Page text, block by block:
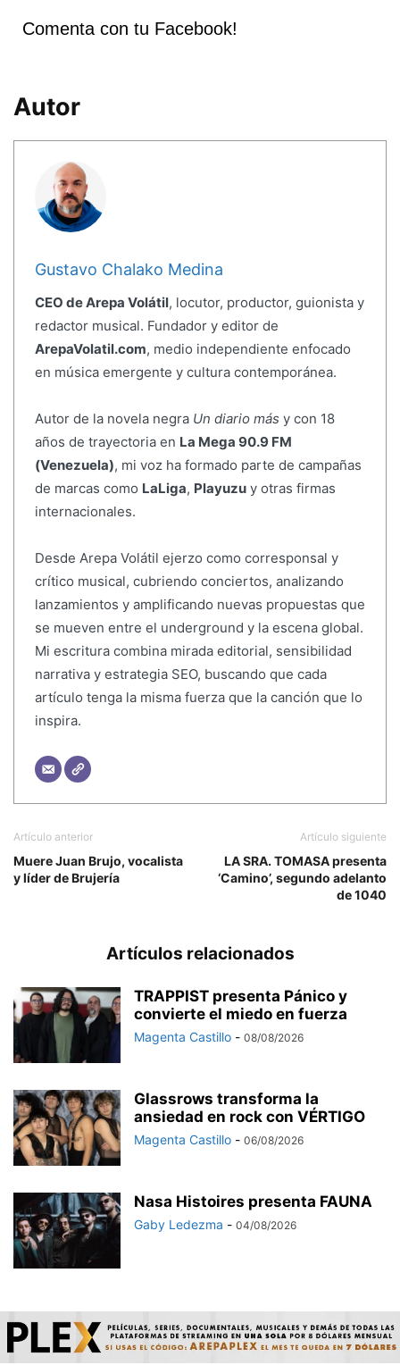
Comenta con tu Facebook!
Autor
Gustavo Chalako Medina
CEO de Arepa Volátil, locutor, productor, guionista y
redactor musical. Fundador y editor de
ArepaVolatil.com, medio independiente enfocado
en música emergente y cultura contemporánea.
Autor de la novela negra Un diario más y con 18
años de trayectoria en La Mega 90.9 FM
(Venezuela), mi voz ha formado parte de campañas
de marcas como LaLiga, Playuzuy otras firmas
internacionales.
Desde Arepa Volátil ejerzo como corresponsal y
crítico musical, cubriendo conciertos, analizando
lanzamientos y amplificando nuevas propuestas que
se mueven entre el underground y la escena global.
Mi escritura combina mirada editorial, sensibilidad
narrativa y estrategia SEO, buscando que cada
artículo tenga la misma fuerza que la canción que lo
inspira.
Artículo anterior
Muere Juan Brujo, vocalista
y líder de Brujería
Artículo siguiente
LA SRA. TOMASA presenta
‘Camino’, segundo adelanto
de 1040
Artículos relacionados
TRAPPIST presenta Pánico y
convierte el miedo en fuerza
Magenta Castillo - 08/08/2026
Glassrows transforma la
ansiedad en rock con VÉRTIGO
Magenta Castillo - 06/08/2026
Nasa Histoires presenta FAUNA
Gaby Ledezma - 04/08/2026